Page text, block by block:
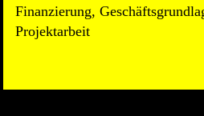
Finanzierung,
Projektarbeit